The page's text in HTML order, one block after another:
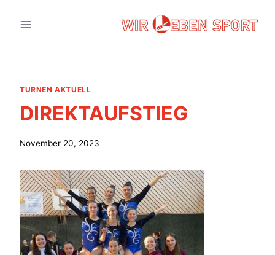
Inhalt
TURNEN AKTUELL
DIREKTAUFSTIEG
November 20, 2023